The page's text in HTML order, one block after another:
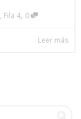
Fila 4, 0
Leer más